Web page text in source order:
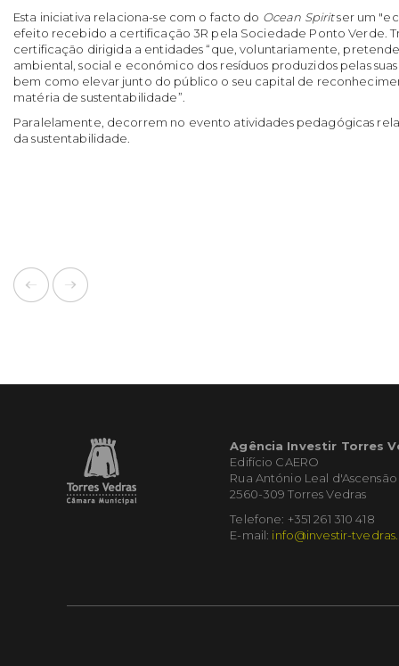
Esta iniciativa relaciona-se com o facto do Ocean Spiritser um
efeito recebido a certificação 3R pela Sociedade Ponto Verde.
certificação dirigida a entidades “que, voluntariamente,
ambiental, social e económico dos resíduos produzidos pelas
bem como elevar junto do público o seu capital de
matéria de sustentabilidade”.
Paralelamente, decorrem no evento atividades pedagógicas
da sustentabilidade.
Agência Investir Torres
Edifício CAERO
Rua António Leal d'Ascensão
2560-309 Torres Vedras
Telefone: +351 261 310 418
E-mail: info@investir-